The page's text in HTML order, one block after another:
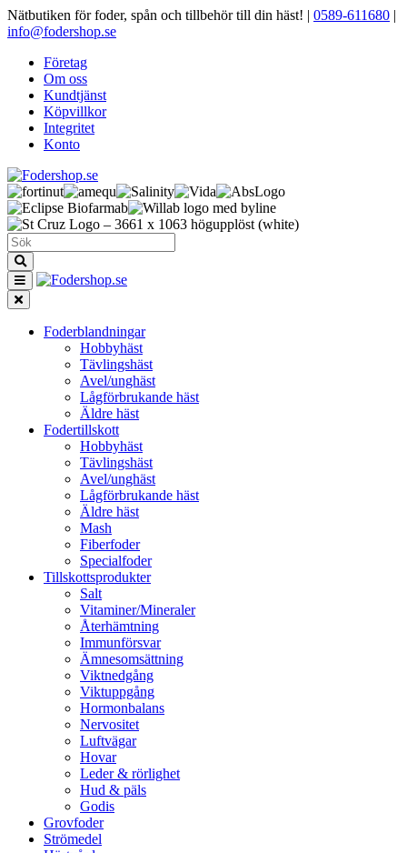
Nätbutiken för foder, spån och tillbehör till din häst! | 0589-611680 |
info@fodershop.se
Företag
Om oss
Kundtjänst
Köpvillkor
Integritet
Konto
Foderblandningar
Hobbyhäst
Tävlingshäst
Avel/unghäst
Lågförbrukande häst
Äldre häst
Fodertillskott
Hobbyhäst
Tävlingshäst
Avel/unghäst
Lågförbrukande häst
Äldre häst
Mash
Fiberfoder
Specialfoder
Tillskottsprodukter
Salt
Vitaminer/Mineraler
Återhämtning
Immunförsvar
Ämnesomsättning
Viktnedgång
Viktuppgång
Hormonbalans
Nervositet
Luftvägar
Hovar
Leder & rörlighet
Hud & päls
Godis
Grovfoder
Strömedel